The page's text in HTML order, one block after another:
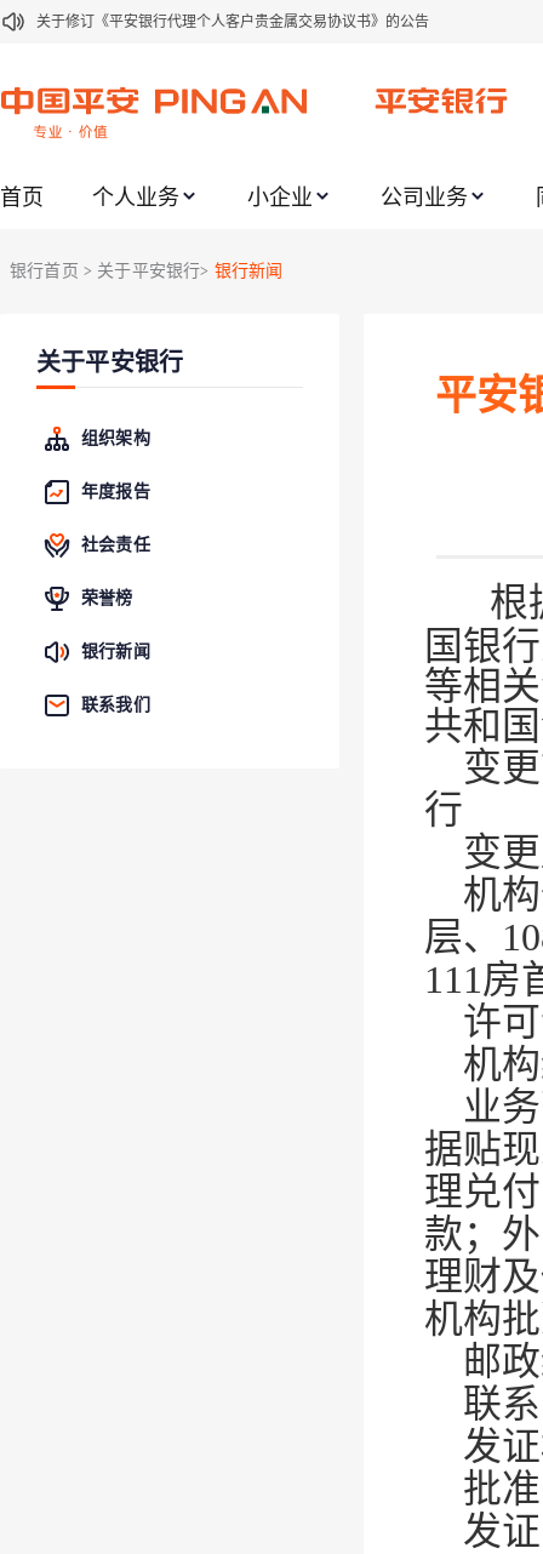
关于修订《平安银行代理个人客户贵金属交易协议书》的公告
关于我行聚金宝交易软件升级更新的通知
关于2020年端午节期间上金所代理业务调整合约保证金比例和涨跌幅度限制的
关于加强代理贵金属业务风险防范的提示
关于调整存量首套住房贷款利率的公告
首页 个人业务 小企业 公司业务
银行首页 > 关于平安银行> 银行新闻
关于平安银行
组织架构
年度报告
社会责任
荣誉榜
银行新闻
联系我们
平安
根
国银
等相
共和
变
行
变
机
层、
111房
许
机
业
据贴
理兑
款；
理财
机构
邮
联
发
批
发